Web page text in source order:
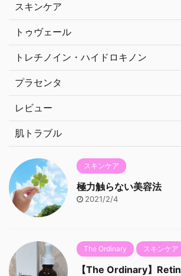
スキンケア
トゥヴェール
トレチノイン・ハイドロキノン
プラセンタ
レビュー
肌トラブル
スキンケア
極力触らない美容法
2021/2/4
The Ordinary スキンケア
【The Ordinary】